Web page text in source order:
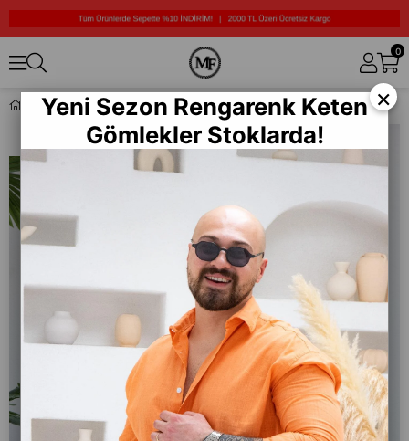
0
Baskılı Oversize T-Shirt (YTK03) ×
Yeni Sezon Rengarenk Keten
Gömlekler Stoklarda!